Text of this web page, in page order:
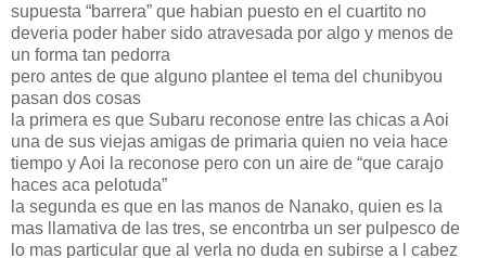
supuesta “barrera” que habian puesto en el cuartito no
deveria poder haber sido atravesada por algo y menos de
un forma tan pedorra
pero antes de que alguno plantee el tema del chunibyou
pasan dos cosas
la primera es que Subaru reconose entre las chicas a Aoi
una de sus viejas amigas de primaria quien no veia hace
tiempo y Aoi la reconose pero con un aire de “que carajo
haces aca pelotuda”
la segunda es que en las manos de Nanako, quien es la
mas llamativa de las tres, se encontrba un ser pulpesco de
lo mas particular que al verla no duda en subirse a l cabez